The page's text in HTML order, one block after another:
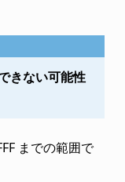
きない可能性
までの範囲で